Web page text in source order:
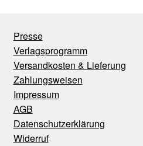
Presse
Verlagsprogramm
Versandkosten & Lieferung
Zahlungsweisen
Impressum
AGB
Datenschutzerklärung
Widerruf